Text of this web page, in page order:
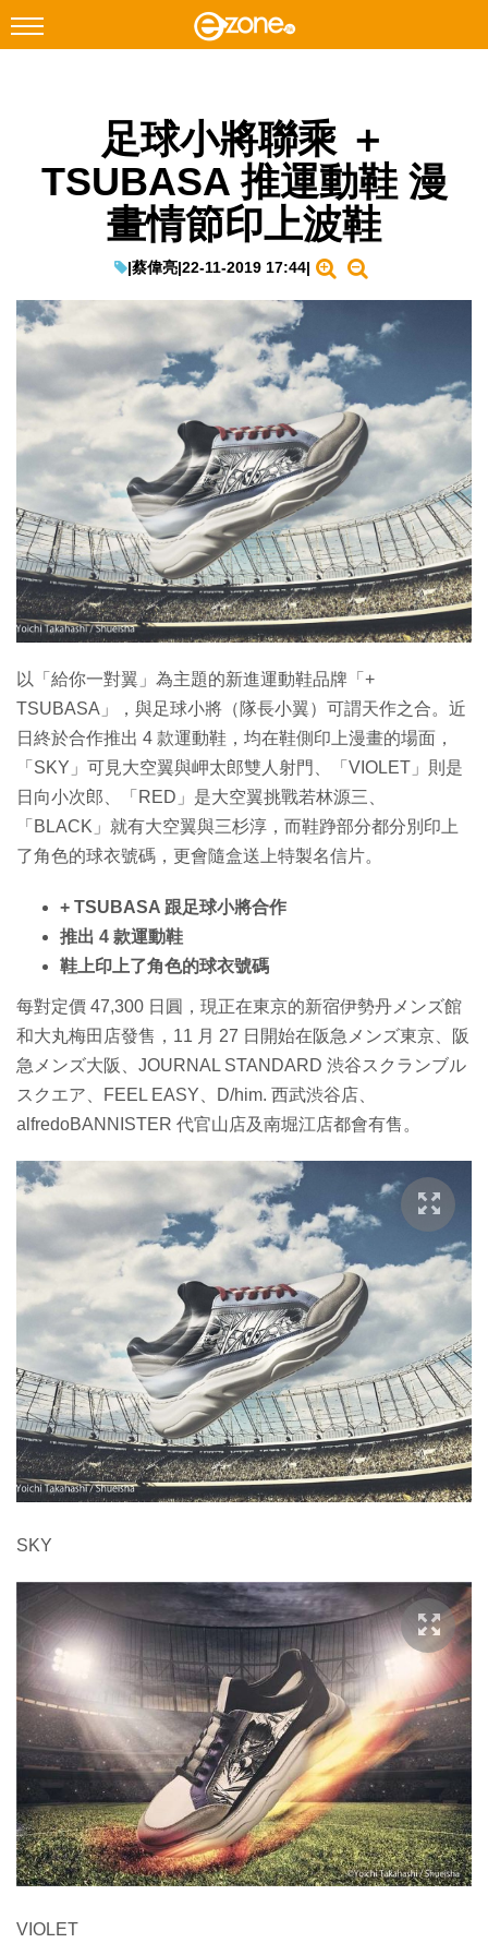
Instagram
科技焦點
教學評測
EduTech
IT Times
生成式AI與雲端應用
Enterprise Digital Transformation
特集
足球小將聯乘 ＋
TSUBASA 推運動鞋 漫
畫情節印上波鞋
|蔡偉亮|22-11-2019 17:44|
以「給你一對翼」為主題的新進運動鞋品牌「+
TSUBASA」，與足球小將（隊長小翼）可謂天作之合。近
日終於合作推出 4 款運動鞋，均在鞋側印上漫畫的場面，
「SKY」可見大空翼與岬太郎雙人射門、「VIOLET」則是
日向小次郎、「RED」是大空翼挑戰若林源三、
「BLACK」就有大空翼與三杉淳，而鞋踭部分都分別印上
了角色的球衣號碼，更會隨盒送上特製名信片。
+ TSUBASA 跟足球小將合作
推出 4 款運動鞋
鞋上印上了角色的球衣號碼
每對定價 47,300 日圓，現正在東京的新宿伊勢丹メンズ館
和大丸梅田店發售，11 月 27 日開始在阪急メンズ東京、阪
急メンズ大阪、JOURNAL STANDARD 渋谷スクランブル
スクエア、FEEL EASY、D/him. 西武渋谷店、
alfredoBANNISTER 代官山店及南堀江店都會有售。
SKY
VIOLET